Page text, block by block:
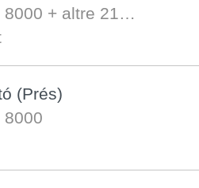
8000 + altre 21…
(Prés)
8000